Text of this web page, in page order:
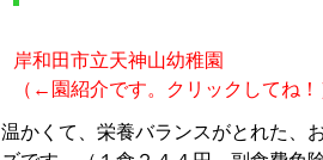
岸和田市立天神山幼稚園
（←園紹介です。クリックしてね！
温かくて、栄養バランスがとれた、